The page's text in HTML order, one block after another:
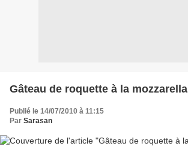
Gâteau de roquette à la mozzarella
Publié le 14/07/2010 à 11:15
Par Sarasan